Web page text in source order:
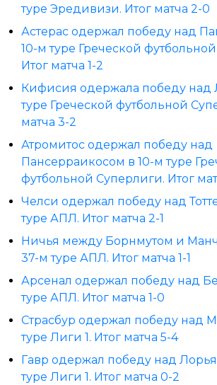
туре Эредивизи. Итог матча 2-0
Астерас одержал победу над
10-м туре Греческой
Итог матча 1-2
Кифисия одержала победу над
туре Греческой футбольной
матча 3-2
Атромитос одержал победу над
Пансерраикосом в 10-м туре
футбольной Суперлиги. Итог
Челси одержал победу над
туре АПЛ. Итог матча 2-1
Ничья между Борнмутом и
37-м туре АПЛ. Итог матча 1-1
Арсенал одержал победу над
туре АПЛ. Итог матча 1-0
Страсбур одержал победу над
туре Лиги 1. Итог матча 5-4
Гавр одержал победу над
туре Лиги 1. Итог матча 0-2